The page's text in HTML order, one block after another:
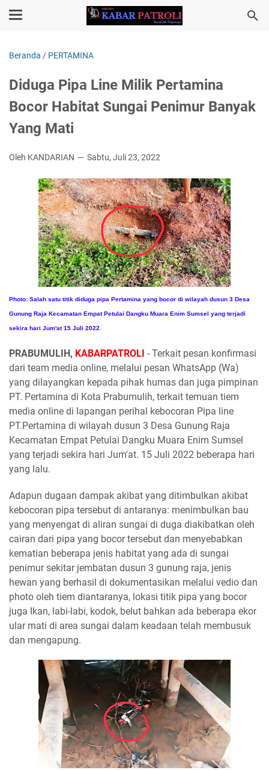
Beranda / PERTAMINA
Diduga Pipa Line Milik Pertamina
Bocor Habitat Sungai Penimur Banyak
Yang Mati
Oleh KANDARIAN Sabtu, Juli 23, 2022
Photo: Salah satu titik diduga pipa Pertamina yang bocor di wilayah dusun 3 Desa
Gunung Raja Kecamatan Empat Petulai Dangku Muara Enim Sumsel yang terjadi
sekira hari Jum'at 15 Juli 2022.
PRABUMULIH, KABARPATROLI - Terkait pesan konfirmasi
dari team media online, melalui pesan WhatsApp (Wa)
yang dilayangkan kepada pihak humas dan juga pimpinan
PT. Pertamina di Kota Prabumulih, terkait temuan tiem
media online di lapangan perihal kebocoran Pipa line
PT.Pertamina di wilayah dusun 3 Desa Gunung Raja
Kecamatan Empat Petulai Dangku Muara Enim Sumsel
yang terjadi sekira hari Jum'at. 15 Juli 2022 beberapa hari
yang lalu.
Adapun dugaan dampak akibat yang ditimbulkan akibat
kebocoran pipa tersebut di antaranya: menimbulkan bau
yang menyengat di aliran sungai di duga diakibatkan oleh
cairan dari pipa yang bocor tersebut dan menyebabkan
kematian beberapa jenis habitat yang ada di sungai
penimur sekitar jembatan dusun 3 gunung raja, jenis
hewan yang berhasil di dokumentasikan melalui vedio dan
photo oleh tiem diantaranya, lokasi titik pipa yang bocor
juga Ikan, labi-labi, kodok, belut bahkan ada beberapa ekor
ular mati di area sungai dalam keadaan telah membusuk
dan mengapung.